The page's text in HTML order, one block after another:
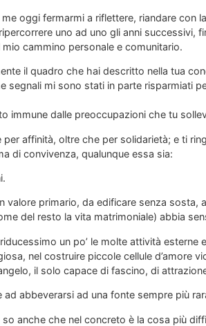
me oggi fermarmi a riflettere, riandare con
uno ad uno gli anni successivi,
cammino personale e comunitario.
il quadro che hai descritto nella tua
segnali mi sono stati in parte risparmiati
immune dalle preoccupazioni che tu
per affinità, oltre che per solidarietà; e ti
di convivenza, qualunque essa sia:
valore primario, da edificare senza
del resto la vita matrimoniale) abbia
un po’ le molte attività
nel costruire piccole cellule d’amore
il solo capace di fascino, di
ad abbeverarsi ad una fonte sempre più
anche che nel concreto è la cosa più